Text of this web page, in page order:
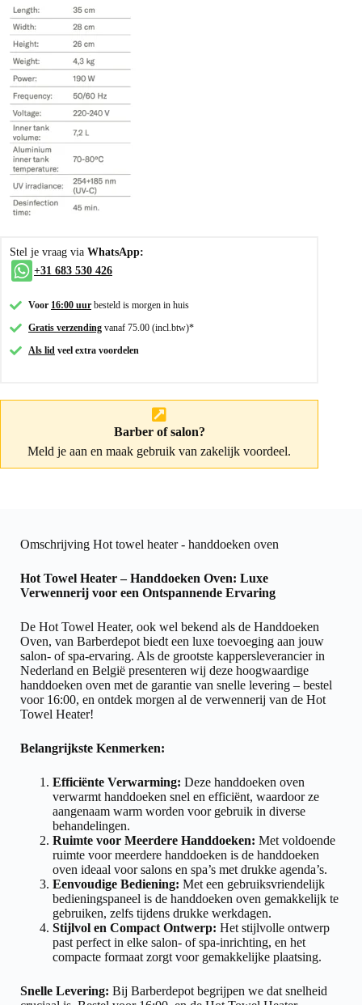
Stel je vraag via WhatsApp:
+31 683 530 426
Voor 16:00 uur besteld is morgen in huis
Gratis verzending vanaf 75.00 (incl.btw)*
Als lid veel extra voordelen
Barber of salon?
Meld je aan en maak gebruik van zakelijk voordeel.
Omschrijving Hot towel heater - handdoeken oven
Hot Towel Heater – Handdoeken Oven: Luxe
Verwennerij voor een Ontspannende Ervaring
De Hot Towel Heater, ook wel bekend als de Handdoeken
Oven, van Barberdepot biedt een luxe toevoeging aan jouw
salon- of spa-ervaring. Als de grootste kappersleverancier in
Nederland en België presenteren wij deze hoogwaardige
handdoeken oven met de garantie van snelle levering – bestel
voor 16:00, en ontdek morgen al de verwennerij van de Hot
Towel Heater!
Belangrijkste Kenmerken:
Efficiënte Verwarming: Deze handdoeken oven
verwarmt handdoeken snel en efficiënt, waardoor ze
aangenaam warm worden voor gebruik in diverse
behandelingen.
Ruimte voor Meerdere Handdoeken: Met voldoende
ruimte voor meerdere handdoeken is de handdoeken
oven ideaal voor salons en spa’s met drukke agenda’s.
Eenvoudige Bediening: Met een gebruiksvriendelijk
bedieningspaneel is de handdoeken oven gemakkelijk te
gebruiken, zelfs tijdens drukke werkdagen.
Stijlvol en Compact Ontwerp: Het stijlvolle ontwerp
past perfect in elke salon- of spa-inrichting, en het
compacte formaat zorgt voor gemakkelijke plaatsing.
Snelle Levering: Bij Barberdepot begrijpen we dat snelheid